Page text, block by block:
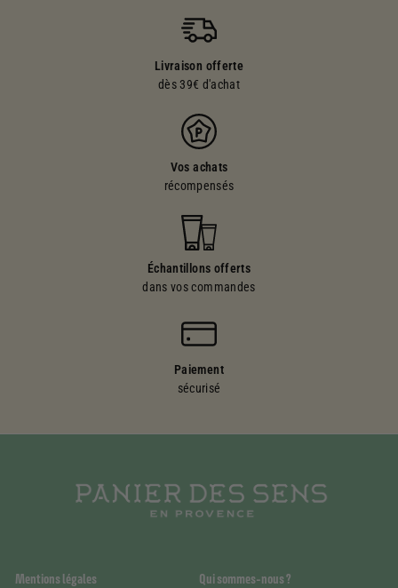
Livraison offerte
dès 39€ d'achat
Vos achats
récompensés
Échantillons offerts
dans vos commandes
Paiement
sécurisé
Mentions légales Qui sommes-nous ?